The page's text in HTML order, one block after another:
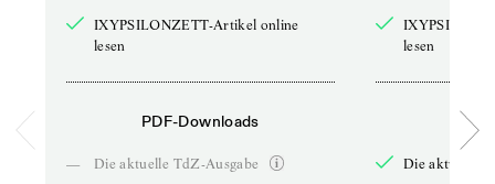
IXYPSILONZETT-Artikel online
lesen
PDF-Downloads
—
Die aktuelle TdZ-Ausgabe
lesen
Die aktuelle